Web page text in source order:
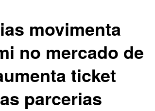
movimenta
no mercado de
ticket
parcerias